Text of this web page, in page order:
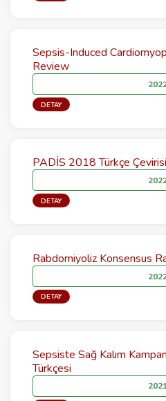
Sepsis-Induced
Review
DETAY
PADİS 2018 Türkçe Çevirisi
DETAY
Rabdomiyoliz Konsensus
DETAY
Sepsiste Sağ Kalım
Türkçesi